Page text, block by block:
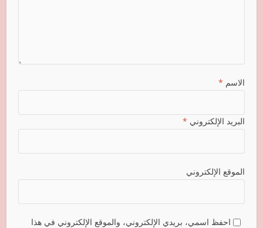
الاسم *
البريد الإلكتروني *
الموقع الإلكتروني
احفظ اسمي، بريدي الإلكتروني، والموقع الإلكتروني في هذا